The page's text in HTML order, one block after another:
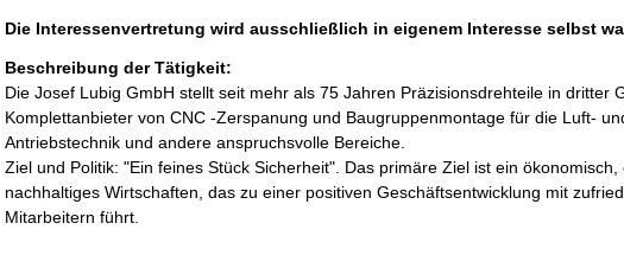
Die Interessenvertretung wird ausschließlich in eigenem Interesse selbst
Beschreibung der Tätigkeit:
Die Josef Lubig GmbH stellt seit mehr als 75 Jahren Präzisionsdrehteile in dritter
Komplettanbieter von CNC -Zerspanung und Baugruppenmontage für die Luft-
Antriebstechnik und andere anspruchsvolle Bereiche.
Ziel und Politik: "Ein feines Stück Sicherheit". Das primäre Ziel ist ein
nachhaltiges Wirtschaften, das zu einer positiven Geschäftsentwicklung mit
Mitarbeitern führt.